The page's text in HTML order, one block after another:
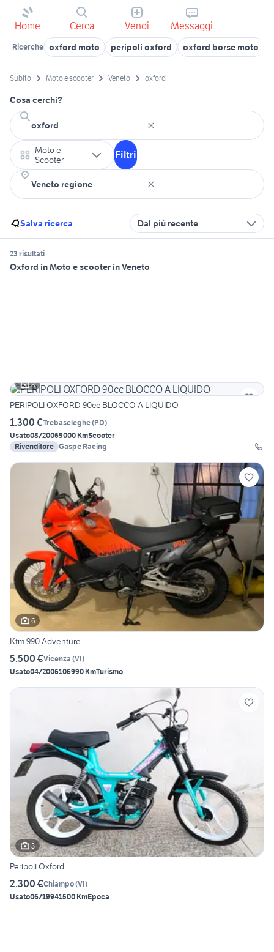
Home Cerca Vendi Messaggi
Ricerche oxford moto peripoli oxford oxford borse moto
Subito Moto e scooter Veneto oxford
Cosa cerchi?
Moto e
Scooter
Filtri
Salva ricerca Dal più recente
23 risultati
Oxford in Moto e scooter in Veneto
8
PERIPOLI OXFORD 90cc BLOCCO A LIQUIDO
1.300 €Trebaseleghe(PD)
Usato08/20065000 KmScooter
Rivenditore Gaspe Racing
6
Ktm 990 Adventure
5.500 €Vicenza (VI)
Usato04/2006106990 KmTurismo
3
Peripoli Oxford
2.300 €Chiampo(VI)
Usato06/19941500 KmEpoca